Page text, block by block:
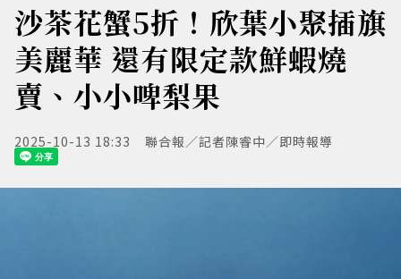
沙茶花蟹5折！欣葉小聚插旗
美麗華 還有限定款鮮蝦燒
賣、小小啤梨果
2025-10-13 18:33 聯合報／記者陳睿中／即時報導